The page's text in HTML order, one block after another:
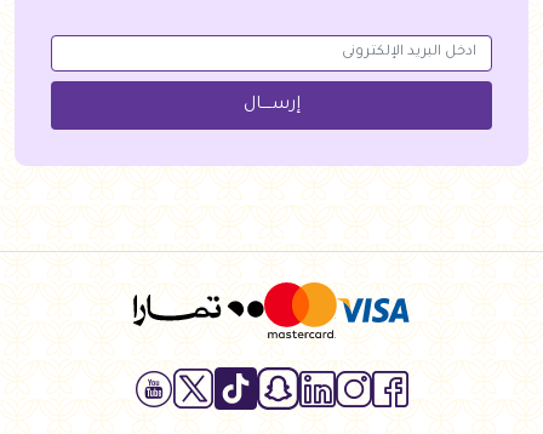
إرســــال